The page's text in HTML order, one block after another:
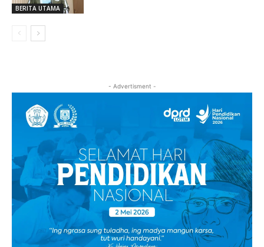
BERITA UTAMA
- Advertisment -